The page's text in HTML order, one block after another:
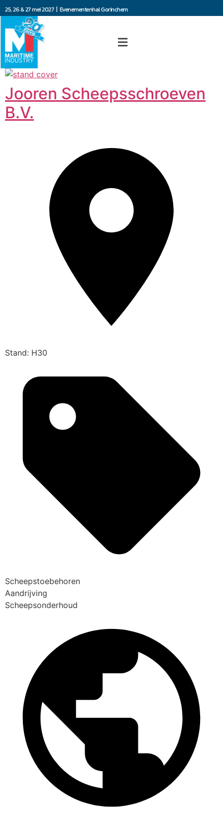
25, 26 & 27 mei 2027 | Evenementenhal Gorinchem
Jooren Scheepsschroeven
B.V.
Stand: H30
Scheepstoebehoren
Aandrijving
Scheepsonderhoud